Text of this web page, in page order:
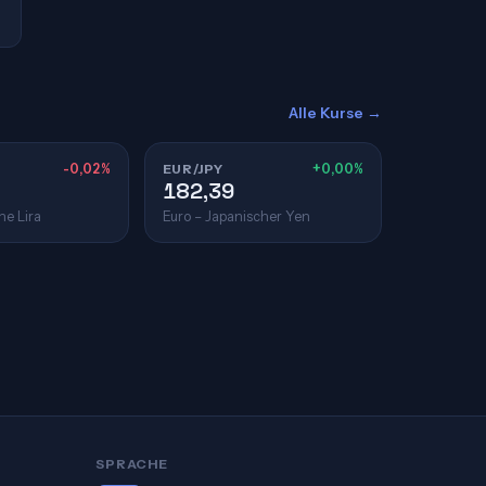
Alle Kurse →
-0,02%
Lira
EUR/JPY +0,00%
182,39
Euro – Japanischer Yen
SPRACHE